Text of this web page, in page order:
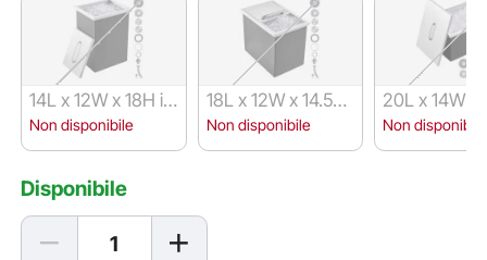
14L x 12W x 18H in
ch
Non disponibile
18L x 12W x 14.5H i
nch
Non disponibile
20L x 14W x
ch
Non disponibile
Disponibile